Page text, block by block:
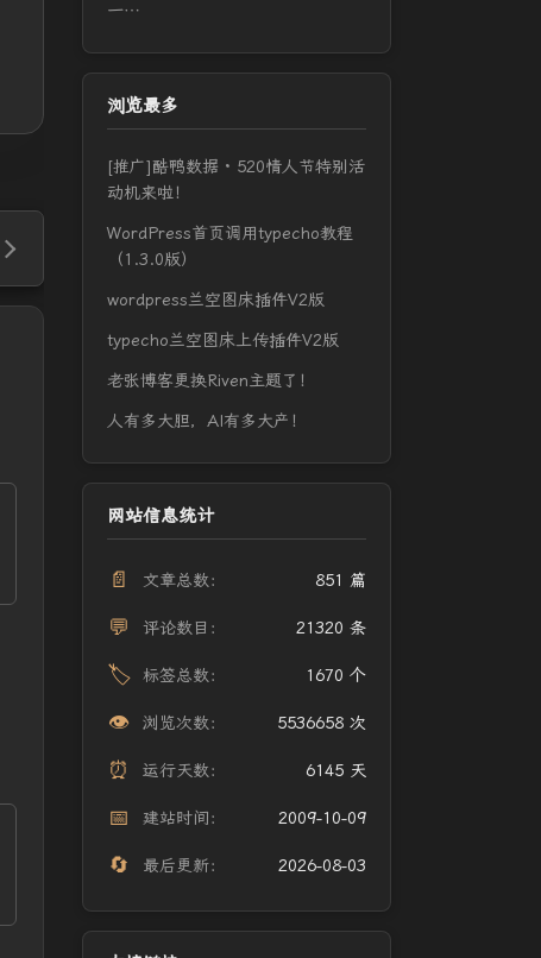
一…
浏览最多
[推广]酷鸭数据 · 520情人节特别活
动机来啦！
WordPress首页调用typecho教程
（1.3.0版）
wordpress兰空图床插件V2版
typecho兰空图床上传插件V2版
老张博客更换Riven主题了！
人有多大胆，AI有多大产！
网站信息统计
📄 文章总数： 851 篇
💬 评论数目： 21320 条
🏷️ 标签总数： 1670 个
👁️ 浏览次数： 5536658 次
⏰ 运行天数： 6145 天
📅 建站时间： 2009-10-09
🔄 最后更新： 2026-08-03